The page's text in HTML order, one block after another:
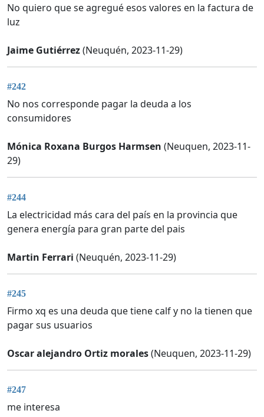
No quiero que se agregué esos valores en la factura de
luz
Jaime Gutiérrez(Neuquén, 2023-11-29)
#242
No nos corresponde pagar la deuda a los
consumidores
Mónica Roxana Burgos Harmsen (Neuquen, 2023-11-
29)
#244
La electricidad más cara del país en la provincia que
genera energía para gran parte del pais
Martin Ferrari (Neuquén, 2023-11-29)
#245
Firmo xq es una deuda que tiene calf y no la tienen que
pagar sus usuarios
Oscar alejandro Ortiz morales(Neuquen, 2023-11-29)
#247
me interesa